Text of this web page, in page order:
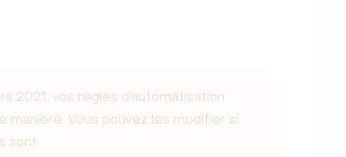
2021, vos règles d’automatisation
Vous pouvez les modifier si
sont.